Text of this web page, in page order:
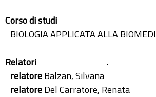
Corso di studi
BIOLOGIA APPLICATA ALLA
Relatori
.
relatoreBalzan, Silvana
relatoreDel Carratore, Renata